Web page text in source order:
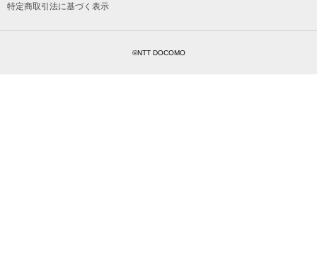
特定商取引法に基づく表示
©NTT DOCOMO